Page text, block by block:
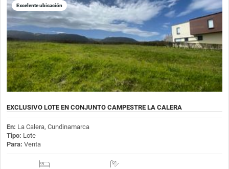
Excelente ubicación
EXCLUSIVO LOTE EN CONJUNTO CAMPESTRE LA CALERA
En: La Calera, Cundinamarca
Tipo: Lote
Para: Venta